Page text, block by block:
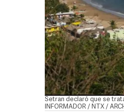
Setran declaró que se
INFORMADOR / NTX /